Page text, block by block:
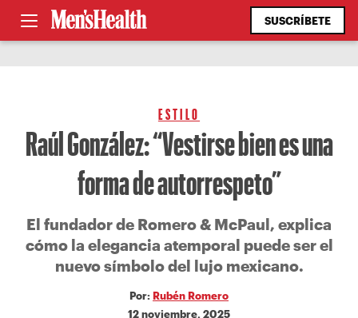
SUSCRÍBETE
ESTILO
Raúl González: “Vestirse bien es una
forma de autorrespeto”
El fundador de Romero & McPaul, explica
cómo la elegancia atemporal puede ser el
nuevo símbolo del lujo mexicano.
Por: Rubén Romero
12 noviembre, 2025